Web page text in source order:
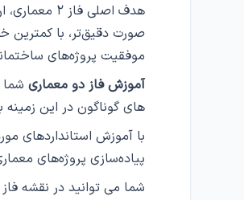
هدف اصلی
موفقیت پروژه‌های
آموزش فاز دو معماری شما
های گوناگون در این
پیاده‌سازی پروژه‌های